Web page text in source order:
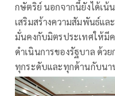
กษัตริย์ นอกจากนี้ยังได้เน้
เสริมสร้างความสัมพันธ์แ
มั่นคงกับมิตรประเทศให้มี
ดำเนินการของรัฐบาล ด้ว
ทุกระดับและทุกด้านกับนา